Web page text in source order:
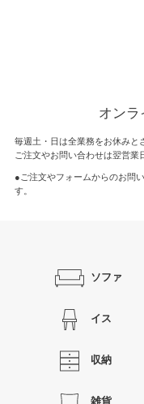
オンラ
毎週土・日は全業務をお休みと
ご注文やお問い合わせは翌営業
●ご注文やフォームからのお問い
す。
ソファ
イス
収納
雑貨